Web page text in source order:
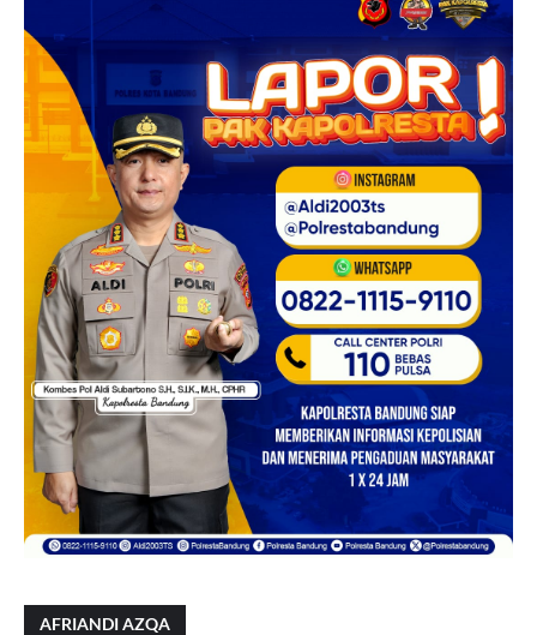
AFRIANDI AZQA